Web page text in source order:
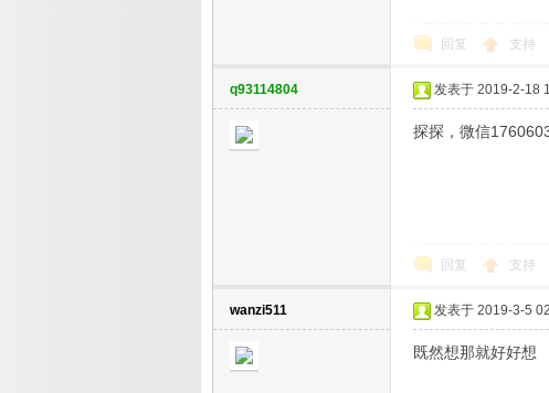
回复 支持
q93114804 发表于 2019-2-18
探探，微信
回复 支持
wanzi511 发表于 2019-3-5
既然想那就好好想